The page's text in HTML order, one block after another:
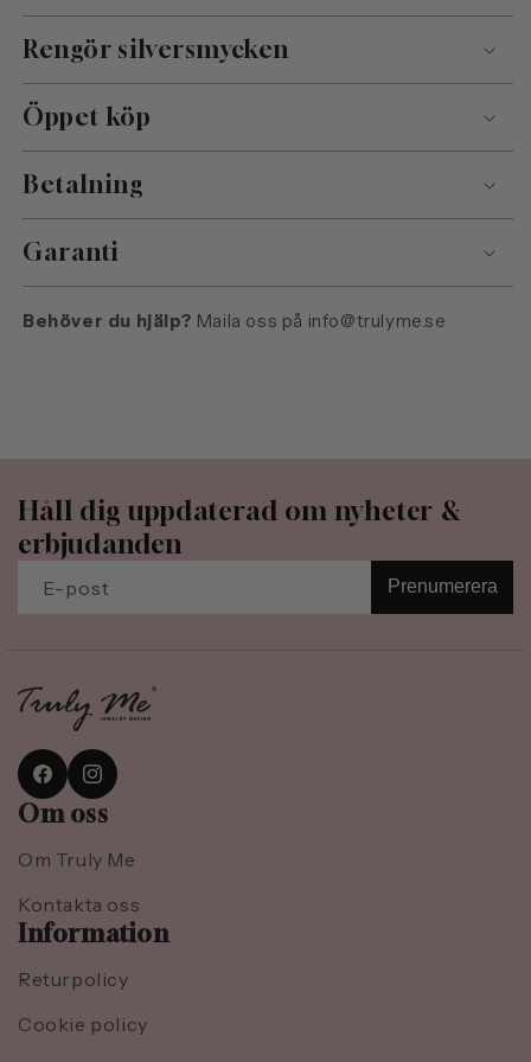
Rengör silversmycken
Öppet köp
Betalning
Garanti
Behöver du hjälp? Maila oss på info@trulyme.se
Håll dig uppdaterad om nyheter &
erbjudanden
E-post Prenumerera
FacebookInstagram
Om oss
Om Truly Me
Kontakta oss
Information
Returpolicy
Cookie policy